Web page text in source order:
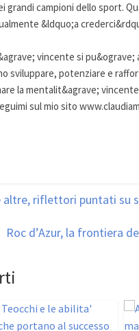
campioni dello sport.
&ldquo;a
vincente si pu&ograve;
sviluppare, potenziare e
la mentalit&agrave;
sul mio sito
altre, riflettori puntati su
Roc d’Azur, la frontiera